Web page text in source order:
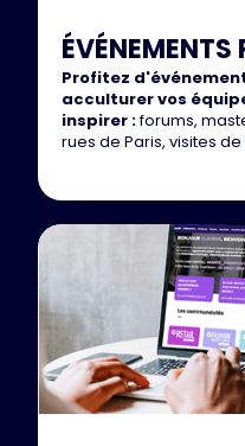
ÉVÉNEMENTS
Profitez
acculturer vos
inspirer :forums,
rues de Paris, visites